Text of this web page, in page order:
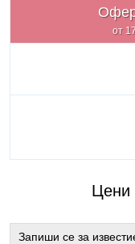
от
Цени
Запиши се за